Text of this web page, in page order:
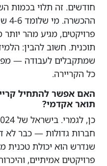
חודשים. זה תלוי בכמות
פרויקטים, מגיע מהר
תוכנית. חשוב להבין:
שמתקבלים לעבודה —
כל הקריירה.
האם אפשר להתחיל
תואר אקדמי?
חברות גדולות — כבר לא
שנדרש הוא יכולת טכנית
פרויקטים אמיתיים,